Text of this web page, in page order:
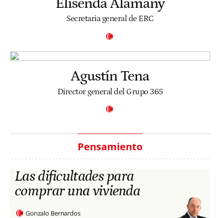
Elisenda Alamany
Secretaria general de ERC
Agustín Tena
Director general del Grupo 365
Pensamiento
Las dificultades para
comprar una vivienda
Gonzalo Bernardos